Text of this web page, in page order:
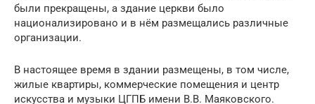
были прекращены, а здание церкви было
национализировано и в нём размещались различные
организации.
В настоящее время в здании размещены, в том числе,
жилые квартиры, коммерческие помещения и центр
искусства и музыки ЦГПБ имени В.В. Маяковского.